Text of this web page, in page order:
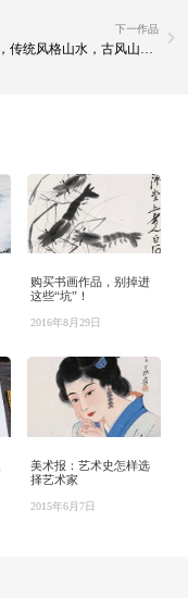
下一作品
四尺条幅，传统风格山水，古风山水波连海上山
购买书画作品，别掉进
这些“坑”！
2016年8月29日
美术报：艺术史怎样选
择艺术家
2015年6月7日